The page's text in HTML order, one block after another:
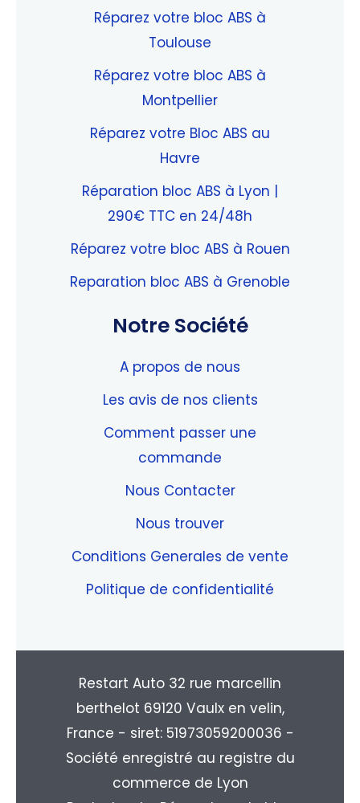
Réparez votre bloc ABS à
Toulouse
Réparez votre bloc ABS à
Montpellier
Réparez votre Bloc ABS au
Havre
Réparation bloc ABS à Lyon |
290€ TTC en 24/48h
Réparez votre bloc ABS à Rouen
Reparation bloc ABS à Grenoble
Notre Société
A propos de nous
Les avis de nos clients
Comment passer une
commande
Nous Contacter
Nous trouver
Conditions Generales de vente
Politique de confidentialité
Restart Auto 32 rue marcellin
berthelot 69120 Vaulx en velin,
France - siret: 51973059200036 -
Société enregistré au registre du
commerce de Lyon